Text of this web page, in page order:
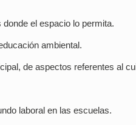
el espacio lo permita.
ambiental.
de aspectos referentes al
laboral en las escuelas.